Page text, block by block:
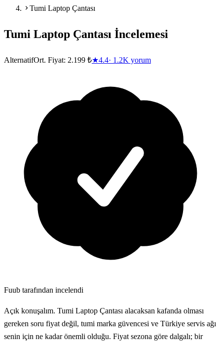
Tumi Laptop Çantası
Tumi Laptop Çantası İncelemesi
AlternatifOrt. Fiyat: 2.199 ₺★4.4· 1.2K yorum
Fuub tarafından incelendi
Açık konuşalım. Tumi Laptop Çantası alacaksan kafanda olması
gereken soru fiyat değil, tumi marka güvencesi ve Türkiye servis ağı
senin için ne kadar önemli olduğu. Fiyat sezona göre dalgalı; bir